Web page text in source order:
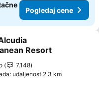
Pogledaj cene
u favorite
Resort
7.148
udaljenost 2.3 km